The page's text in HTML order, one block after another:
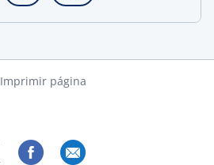
Imprimir página